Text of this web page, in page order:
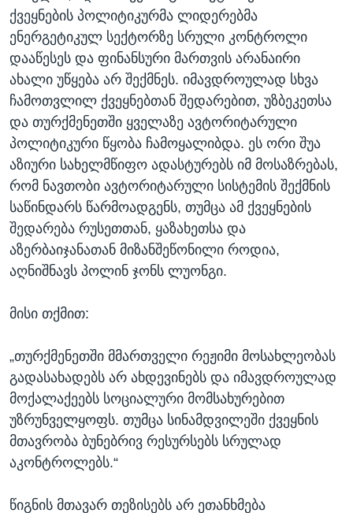
ქვეყნების პოლიტიკურმა ლიდერებმა
ენერგეტიკულ სექტორზე სრული კონტროლი
დააწესეს და ფინანსური მართვის არანაირი
ახალი უწყება არ შექმნეს. იმავდროულად სხვა
ჩამოთვლილ ქვეყნებთან შედარებით, უზბეკეთსა
და თურქმენეთში ყველაზე ავტორიტარული
პოლიტიკური წყობა ჩამოყალიბდა. ეს ორი შუა
აზიური სახელმწიფო ადასტურებს იმ მოსაზრებას,
რომ ნავთობი ავტორიტარული სისტემის შექმნის
საწინდარს წარმოადგენს, თუმცა ამ ქვეყნების
შედარება რუსეთთან, ყაზახეთსა და
აზერბაიჯანათან მიზანშეწონილი როდია,
აღნიშნავს პოლინ ჯონს ლუონგი.
მისი თქმით:
„თურქმენეთში მმართველი რეჟიმი მოსახლეობას
გადასახადებს არ ახდევინებს და იმავდროულად
მოქალაქეებს სოციალური მომსახურებით
უზრუნველყოფს. თუმცა სინამდვილეში ქვეყნის
მთავრობა ბუნებრივ რესურსებს სრულად
აკონტროლებს.“
წიგნის მთავარ თეზისებს არ ეთანხმება